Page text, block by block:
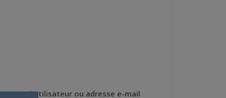
Nom d'utilisateur ou adresse e-mail